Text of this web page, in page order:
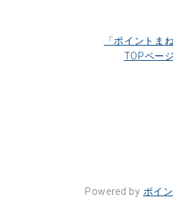
「ポイントま
TOPペー
Powered by ポイ